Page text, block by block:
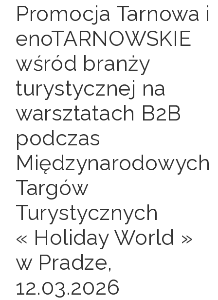
Promocja Tarnowa i
enoTARNOWSKIE
wśród branży
turystycznej na
warsztatach B2B
podczas
Międzynarodowych
Targów
Turystycznych
« Holiday World »
w Pradze,
12.03.2026